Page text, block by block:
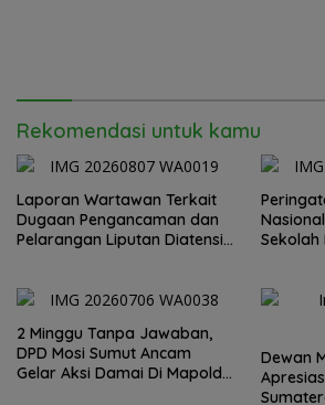
Rekomendasi untuk kamu
Laporan Wartawan Terkait
Dugaan Pengancaman dan
Pelarangan Liputan Diatensi
Sekolah
2 Minggu Tanpa Jawaban,
DPD Mosi Sumut Ancam
Gelar Aksi Damai Di Mapolda
Dewan